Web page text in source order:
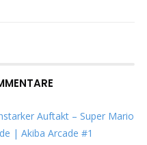
Auftakt – Super Mario
| Akiba Arcade #1